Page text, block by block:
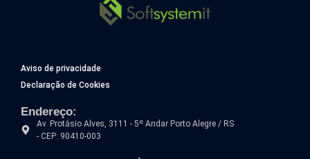
Aviso de privacidade
Declaração de Cookies
Endereço:
Av. Protásio Alves, 3111 - 5º Andar Porto Alegre / RS
- CEP: 90410-003